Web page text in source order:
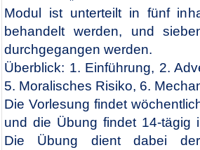
Modul ist unterteilt in fünf
behandelt werden, und
durchgegangen werden.
Überblick: 1. Einführung, 2.
5. Moralisches Risiko, 6.
Die Vorlesung findet
und die Übung findet 14-tägig
Die Übung dient dabei